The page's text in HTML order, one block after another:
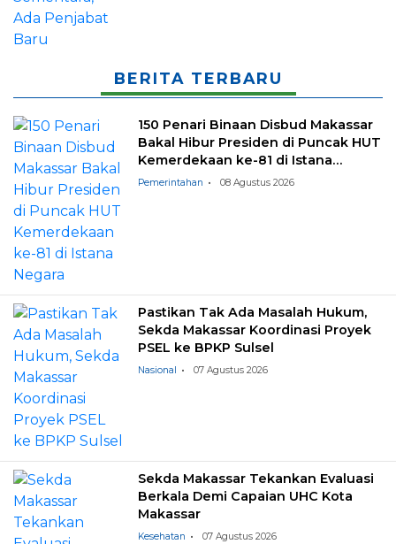
BERITA TERBARU
150 Penari Binaan Disbud Makassar
Bakal Hibur Presiden di Puncak HUT
Kemerdekaan ke-81 di Istana
Negara
Pemerintahan 08 Agustus 2026
Pastikan Tak Ada Masalah Hukum,
Sekda Makassar Koordinasi Proyek
PSEL ke BPKP Sulsel
Nasional 07 Agustus 2026
Sekda Makassar Tekankan Evaluasi
Berkala Demi Capaian UHC Kota
Makassar
Kesehatan 07 Agustus 2026